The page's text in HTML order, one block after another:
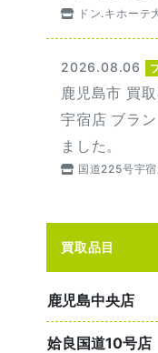
ドン.キホーテ
2026.08.06
鹿児島市 買
宇宿店 ブラ
ました。
国道225号宇
買取品目
鹿児島中央店
姶良国道10号店